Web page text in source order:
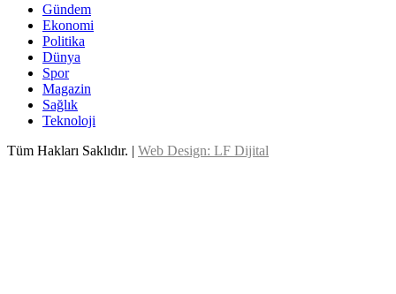
Gündem
Ekonomi
Politika
Dünya
Spor
Magazin
Sağlık
Teknoloji
Tüm Hakları Saklıdır. | Web Design: LF Dijital